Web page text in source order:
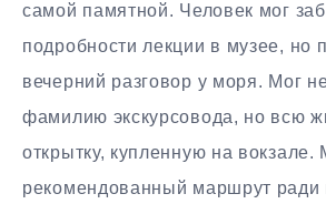
самой памятной. Человек мог
подробности лекции в музее, но
вечерний разговор у моря. Мог
фамилию экскурсовода, но всю
открытку, купленную на вокзале.
рекомендованный маршрут ради